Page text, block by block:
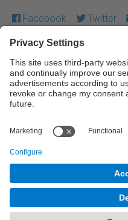
Facebook Twitter
Except where otherwise
licensed under a Creative
NonCommercial-NoDerivs
© UPC Universitat